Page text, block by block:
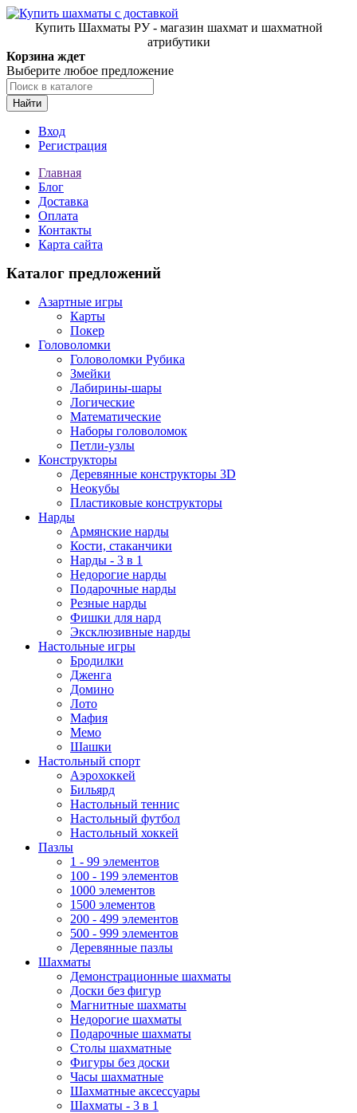
Купить Шахматы РУ - магазин шахмат и шахматной
атрибутики
Корзина ждет
Выберите любое предложение
Найти
Вход
Регистрация
Главная
Блог
Доставка
Оплата
Контакты
Карта сайта
Каталог предложений
Азартные игры
Карты
Покер
Головоломки
Головоломки Рубика
Змейки
Лабирины-шары
Логические
Математические
Наборы головоломок
Петли-узлы
Конструкторы
Деревянные конструкторы 3D
Неокубы
Пластиковые конструкторы
Нарды
Армянские нарды
Кости, стаканчики
Нарды - 3 в 1
Недорогие нарды
Подарочные нарды
Резные нарды
Фишки для нард
Эксклюзивные нарды
Настольные игры
Бродилки
Дженга
Домино
Лото
Мафия
Мемо
Шашки
Настольный спорт
Аэрохоккей
Бильярд
Настольный теннис
Настольный футбол
Настольный хоккей
Пазлы
1 - 99 элементов
100 - 199 элементов
1000 элементов
1500 элементов
200 - 499 элементов
500 - 999 элементов
Деревянные пазлы
Шахматы
Демонстрационные шахматы
Доски без фигур
Магнитные шахматы
Недорогие шахматы
Подарочные шахматы
Столы шахматные
Фигуры без доски
Часы шахматные
Шахматные аксессуары
Шахматы - 3 в 1